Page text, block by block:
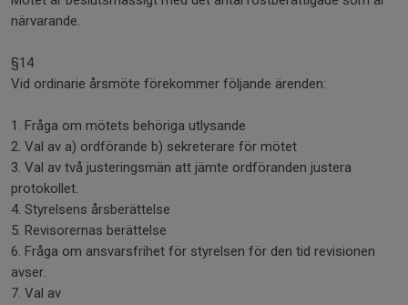
närvarande.
§14
Vid ordinarie årsmöte förekommer följande ärenden:
1. Fråga om mötets behöriga utlysande
2. Val av a) ordförande b) sekreterare för mötet
3. Val av två justeringsmän att jämte ordföranden justera
protokollet.
4. Styrelsens årsberättelse
5. Revisorernas berättelse
6. Fråga om ansvarsfrihet för styrelsen för den tid revisionen
avser.
7. Val av